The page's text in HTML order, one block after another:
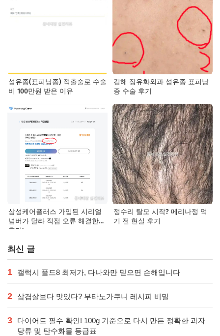
섬유종(표피낭종) 적출술로 수술
비 100만원 받은 이유
김해 장유화외과 섬유종 표피낭
종 수술 후기
삼성케어플러스 가입된 시리얼
넘버가 달라 직접 오류 해결한
후기!
정수리 탈모 시작? 메리나정 먹
기 전 현실 후기
최신 글
1 갤럭시 폴드8 최저가, 다나와만 믿으면 손해입니다
2 삼겹살보다 맛있다? 부타노가쿠니 레시피 비밀
3
다이어트 필수 확인! 100g 기준으로 다시 만든 정확한 과자
당류 및 탄수화물 등급표